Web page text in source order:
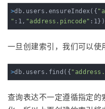
>db.users.ensureIndex({
" :1, "address.pincode" :1})
一旦创建索引，我们可以使
>db.users.find({
查询表达不一定遵循指定